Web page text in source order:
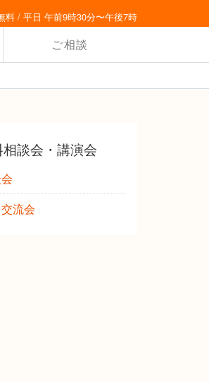
料 / 平日 午前9時30分〜午後7時
ご相談
談会・講演会
流会